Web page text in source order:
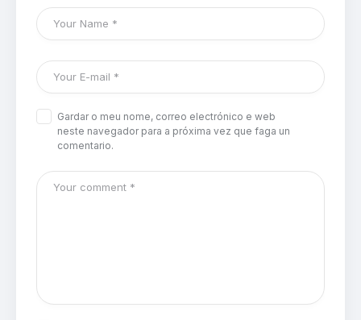
Gardar o meu nome, correo electrónico e web
neste navegador para a próxima vez que faga un
comentario.